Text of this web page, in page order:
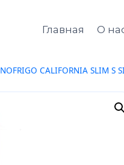
Главная О
CALIFORNIA SLIM S